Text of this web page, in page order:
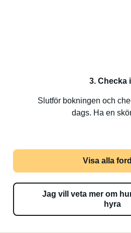
3. Checka
Slutför bokningen och
dags. Ha en
Visa alla
Jag vill veta mer om
hyra